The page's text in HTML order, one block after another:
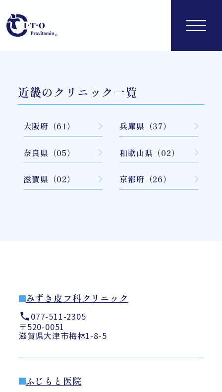
近畿のクリニック一覧
大阪府（61） 兵庫県（37）
奈良県（05） 和歌山県（02）
滋賀県（02） 京都府（26）
みずき皮フ科クリニック
077-511-2305
〒520-0051
滋賀県大津市梅林1-8-5
ふじもと医院